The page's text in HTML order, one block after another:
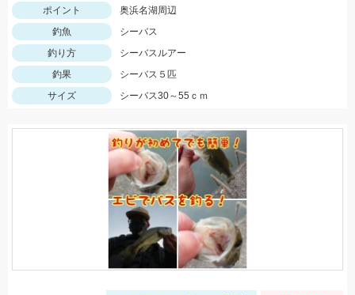
ポイント
奥浜名湖周辺
釣魚
シーバス
釣り方
シーバスルアー
釣果
シーバス５匹
サイズ
シーバス30～55ｃｍ